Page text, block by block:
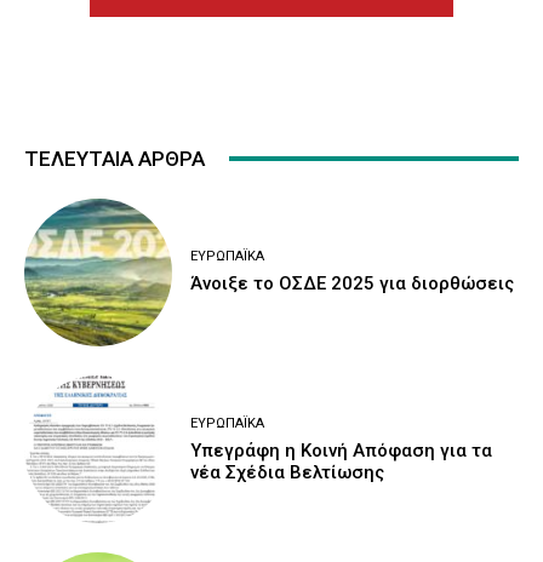
ΤΕΛΕΥΤΑΙΑ ΑΡΘΡΑ
ΕΥΡΩΠΑΪΚΆ
Άνοιξε το ΟΣΔΕ 2025 για διορθώσεις
ΕΥΡΩΠΑΪΚΆ
Υπεγράφη η Κοινή Απόφαση για τα
νέα Σχέδια Βελτίωσης